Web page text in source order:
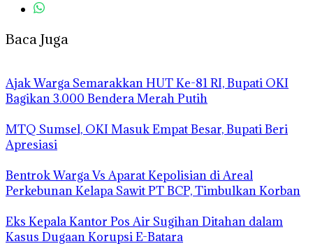
Baca Juga
Ajak Warga Semarakkan HUT Ke-81 RI, Bupati OKI
Bagikan 3.000 Bendera Merah Putih
MTQ Sumsel, OKI Masuk Empat Besar, Bupati Beri
Apresiasi
Bentrok Warga Vs Aparat Kepolisian di Areal
Perkebunan Kelapa Sawit PT BCP, Timbulkan Korban
Eks Kepala Kantor Pos Air Sugihan Ditahan dalam
Kasus Dugaan Korupsi E-Batara